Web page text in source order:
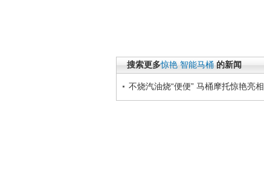
搜索更多惊艳 智能马桶 的新闻
不烧汽油烧“便便” 马桶摩托惊艳亮相